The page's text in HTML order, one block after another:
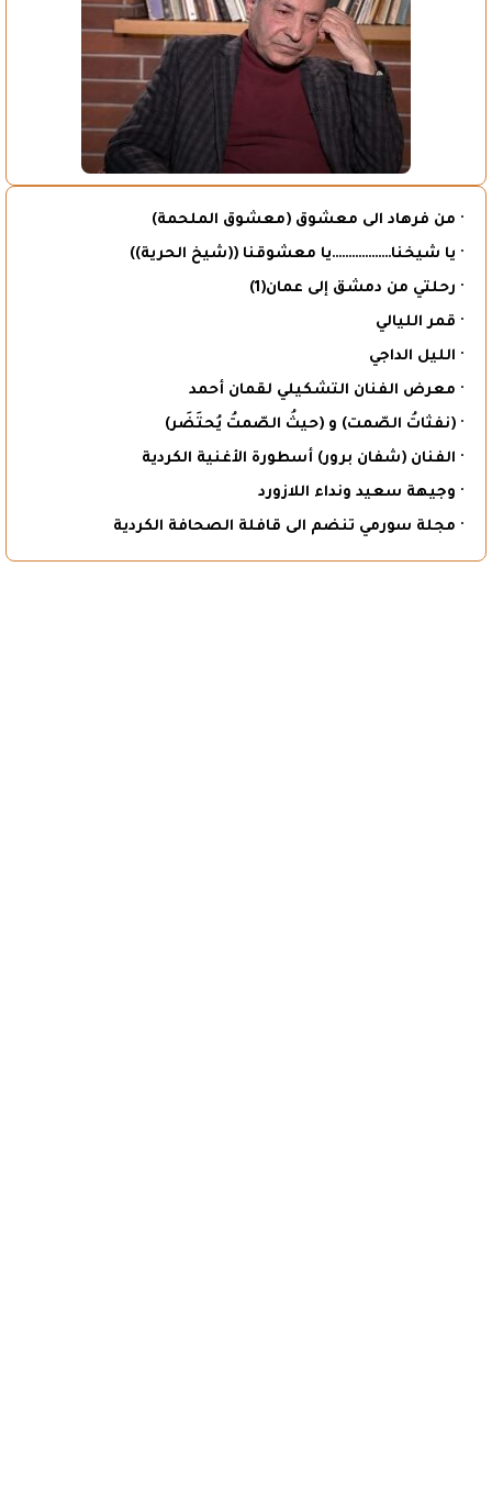
· من فرهاد الى معشوق (معشوق الملحمة)
· يا شيخنا………………يا معشوقنا ((شيخ الحرية))
· رحلتي من دمشق إلى عمان(1)
· قمر الليالي
· الليل الداجي
· معرض الفنان التشكيلي لقمان أحمد
· (نفثاتُ الصّمت) و (حيثُ الصّمتُ يُحتَضَر)
· الفنان (شفان برور) أسطورة الأغنية الكردية
· وجيهة سعيد ونداء اللازورد
· مجلة سورمي تنضم الى قافلة الصحافة الكردية